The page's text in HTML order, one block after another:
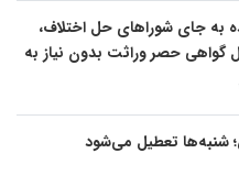
به جای شوراهای حل اختلاف،
گواهی حصر وراثت بدون نیاز به
خواهد کرد
شنبه‌ها تعطیل می‌شود